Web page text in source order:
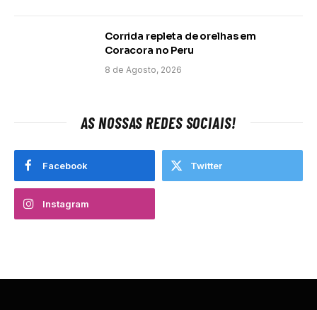
Corrida repleta de orelhas em
Coracora no Peru
8 de Agosto, 2026
AS NOSSAS REDES SOCIAIS!
Facebook Twitter
Instagram